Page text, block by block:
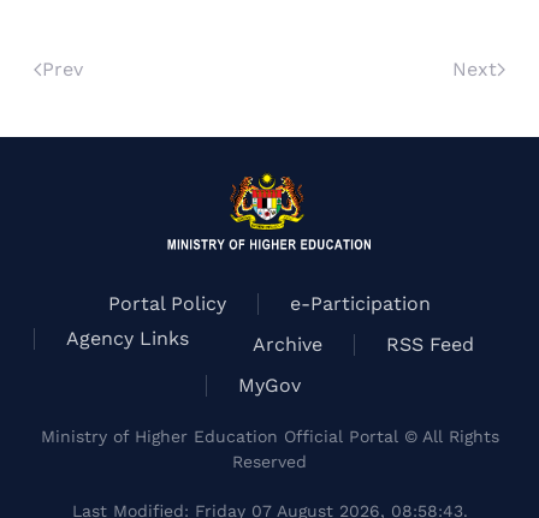
Prev Next
Portal Policy
e-Participation
Agency Links
Archive
RSS Feed
MyGov
Ministry of Higher Education Official Portal © All Rights
Reserved
Last Modified: Friday 07 August 2026, 08:58:43.